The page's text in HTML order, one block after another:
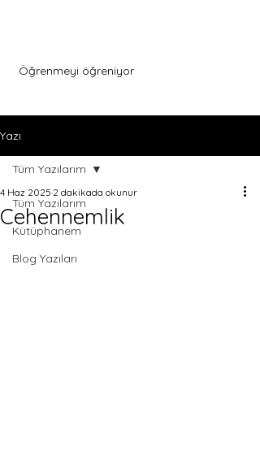
Öğrenmeyi öğreniyor
Yazı
Tüm Yazılarım
Kütüphanem
Blog Yazıları
Tüm Yazılarım
Cehennemlik
4 Haz 2025 2 dakikada okunur